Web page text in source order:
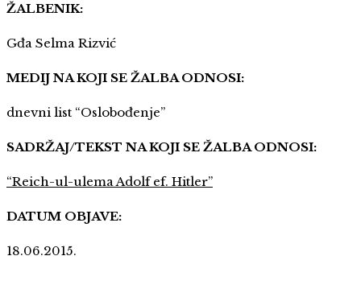
ŽALBENIK:
Gđa Selma Rizvić
MEDIJ NA KOJI SE ŽALBA ODNOSI:
dnevni list “Oslobođenje”
SADRŽAJ/TEKST NA KOJI SE ŽALBA ODNOSI:
“Reich-ul-ulema Adolf ef. Hitler”
DATUM OBJAVE:
18.06.2015.